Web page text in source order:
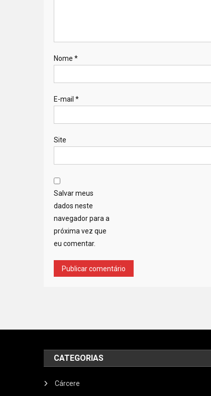
Nome *
E-mail *
Site
Salvar meus
dados neste
navegador para a
próxima vez que
eu comentar.
CATEGORIAS
Cárcere